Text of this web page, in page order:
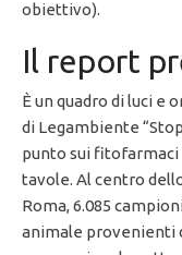
obiettivo).
Il report
È un quadro di luci e
di Legambiente
punto sui
tavole. Al centro
Roma, 6.085
animale provenienti